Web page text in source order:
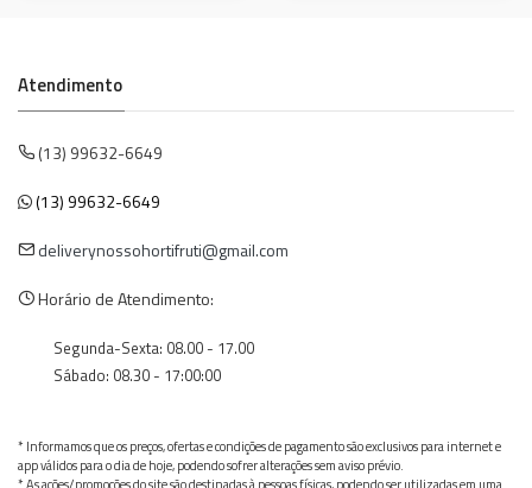
Atendimento
(13) 99632-6649
(13) 99632-6649
deliverynossohortifruti@gmail.com
Horário de Atendimento:
Segunda-Sexta: 08.00 - 17.00
Sábado: 08.30 - 17:00:00
* Informamos que os preços, ofertas e condições de pagamento são exclusivos para internet e
app válidos para o dia de hoje, podendo sofrer alterações sem aviso prévio.